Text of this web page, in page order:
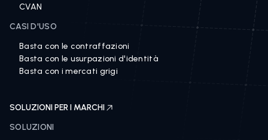
CVAN
CASI D'USO
Basta con le contraffazioni
Basta con le usurpazioni d'identità
Basta con i mercati grigi
SOLUZIONI PER I MARCHI
SOLUZIONI